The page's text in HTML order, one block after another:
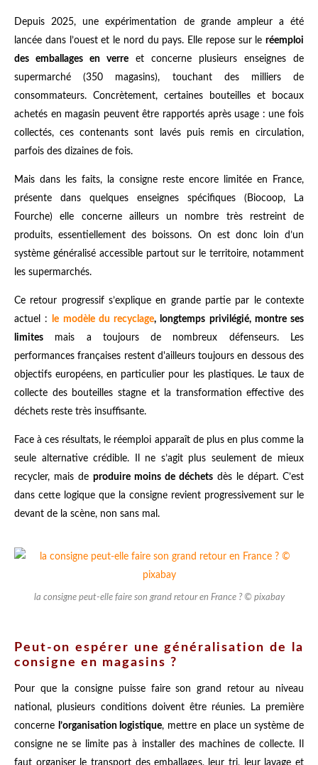
Depuis 2025, une expérimentation de grande ampleur a été
lancée dans l’ouest et le nord du pays. Elle repose sur le réemploi
des emballages en verre et concerne plusieurs enseignes de
supermarché (350 magasins), touchant des milliers de
consommateurs. Concrètement, certaines bouteilles et bocaux
achetés en magasin peuvent être rapportés après usage : une fois
collectés, ces contenants sont lavés puis remis en circulation,
parfois des dizaines de fois.
Mais dans les faits, la consigne reste encore limitée en France,
présente dans quelques enseignes spécifiques (Biocoop, La
Fourche) elle concerne ailleurs un nombre très restreint de
produits, essentiellement des boissons. On est donc loin d’un
système généralisé accessible partout sur le territoire, notamment
les supermarchés.
Ce retour progressif s’explique en grande partie par le contexte
actuel :
le modèle du recyclage, longtemps privilégié, montre ses
limites mais a toujours de nombreux défenseurs. Les
performances françaises restent d'ailleurs toujours en dessous des
objectifs européens, en particulier pour les plastiques. Le taux de
collecte des bouteilles stagne et la transformation effective des
déchets reste très insuffisante.
Face à ces résultats, le réemploi apparaît de plus en plus comme la
seule alternative crédible. Il ne s’agit plus seulement de mieux
recycler, mais de produire moins de déchets dès le départ. C’est
dans cette logique que la consigne revient progressivement sur le
devant de la scène, non sans mal.
la consigne peut-elle faire son grand retour en France ? © pixabay
Peut-on espérer une généralisation de la
consigne en magasins ?
Pour que la consigne puisse faire son grand retour au niveau
national, plusieurs conditions doivent être réunies. La première
concerne l’organisation logistique, mettre en place un système de
consigne ne se limite pas à installer des machines de collecte. Il
faut organiser le transport des emballages, leur tri, leur lavage et